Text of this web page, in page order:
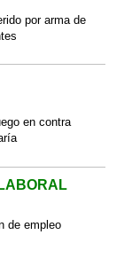
por arma de
en contra
de empleo